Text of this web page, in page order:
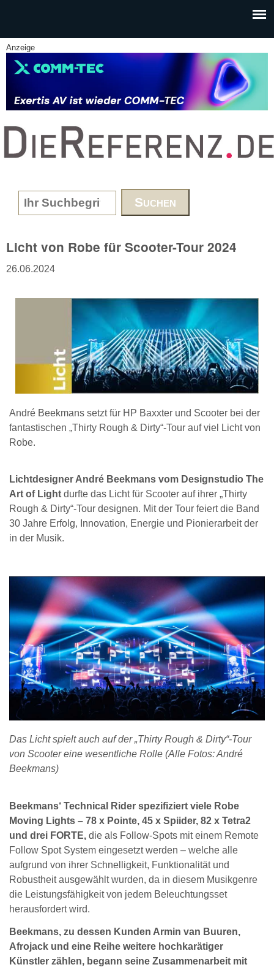
Anzeige
www.DieReferenz.de
Search form
Licht von Robe für Scooter-Tour 2024
26.06.2024
André Beekmans setzt für HP Baxxter und Scooter bei der
fantastischen „Thirty Rough & Dirty“-Tour auf viel Licht von
Robe.
Lichtdesigner André Beekmans vom Designstudio The
Art of Light durfte das Licht für Scooter auf ihrer „Thirty
Rough & Dirty“-Tour designen. Mit der Tour feiert die Band
30 Jahre Erfolg, Innovation, Energie und Pionierarbeit der
in der Musik.
Das Licht spielt auch auf der „Thirty Rough & Dirty“-Tour
von Scooter eine wesentliche Rolle (Alle Fotos: André
Beekmans)
Beekmans‘ Technical Rider spezifiziert viele Robe
Moving Lights – 78 x Pointe, 45 x Spiider, 82 x Tetra2
und drei FORTE, die als Follow-Spots mit einem Remote
Follow Spot System eingesetzt werden – welche alle
aufgrund von ihrer Schnelligkeit, Funktionalität und
Robustheit ausgewählt wurden, da in diesem Musikgenre
die Leistungsfähigkeit von jedem Beleuchtungsset
herausfordert wird.
Beekmans, zu dessen Kunden Armin van Buuren,
Afrojack und eine Reihe weitere hochkarätiger
Künstler zählen, begann seine Zusammenarbeit mit